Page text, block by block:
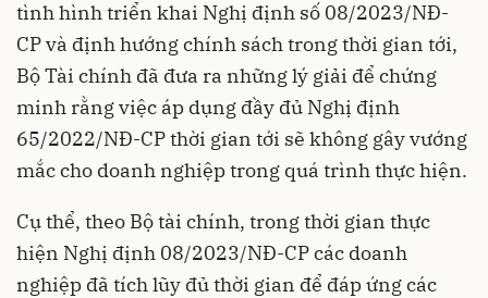
tình hình triển khai Nghị định số 08/2023/NĐ-
CP và định hướng chính sách trong thời gian tới,
Bộ Tài chính đã đưa ra những lý giải để chứng
minh rằng việc áp dụng đầy đủ Nghị định
65/2022/NĐ-CP thời gian tới sẽ không gây vướng
mắc cho doanh nghiệp trong quá trình thực hiện.
Cụ thể, theo Bộ tài chính, trong thời gian thực
hiện Nghị định 08/2023/NĐ-CP các doanh
nghiệp đã tích lũy đủ thời gian để đáp ứng các